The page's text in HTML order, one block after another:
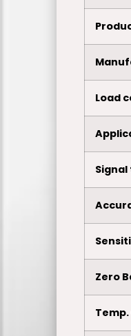
Load
Signal
Zero